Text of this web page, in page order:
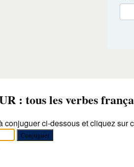
: tous les verbes
conjuguer ci-dessous et cliquez sur